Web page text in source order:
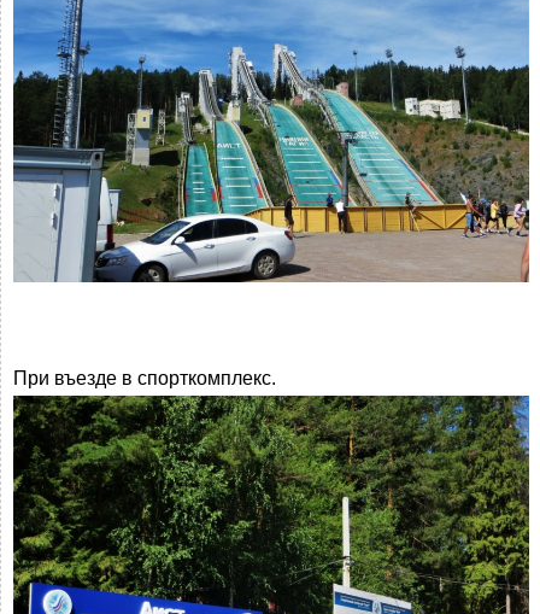
При въезде в спорткомплекс.